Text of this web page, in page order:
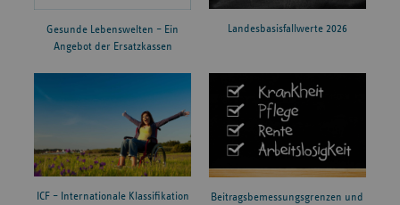
Gesunde Lebenswelten – Ein
Angebot der Ersatzkassen
Landesbasisfallwerte 2026
ICF – Internationale Klassifikation
Beitragsbemessungsgrenzen und